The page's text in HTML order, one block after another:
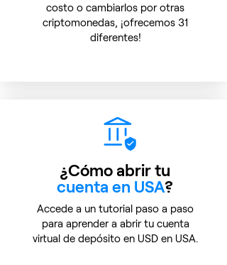
costo o cambiarlos por otras
criptomonedas, ¡ofrecemos 31
diferentes!
¿Cómo abrir tu
cuenta en USA?
Accede a un tutorial paso a paso
para aprender a abrir tu cuenta
virtual de depósito en USD en USA.